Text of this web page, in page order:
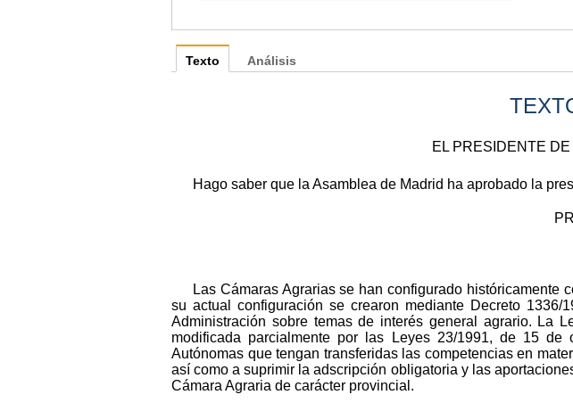
Texto
EL PRESIDENTE
Hago saber que la Asamblea de Madrid ha aprobado la
Las Cámaras Agrarias se han configurado
su actual configuración se crearon mediante Decreto
Administración sobre temas de interés general agrario. La
modificada parcialmente por las Leyes 23/1991, de 15
Autónomas que tengan transferidas las competencias en
así como a suprimir la adscripción obligatoria y las
Cámara Agraria de carácter provincial.
Análisis